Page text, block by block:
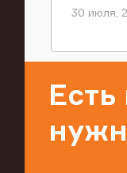
30 июля,